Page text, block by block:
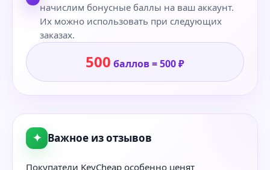
начислим бонусные баллы на ваш аккаунт.
Их можно использовать при следующих
заказах.
500 баллов = 500 ₽
✦ Важное из отзывов
Покупатели KeyCheap особенно ценят